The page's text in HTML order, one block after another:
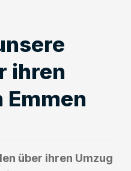
ihren
Emmen
über ihren Umzug